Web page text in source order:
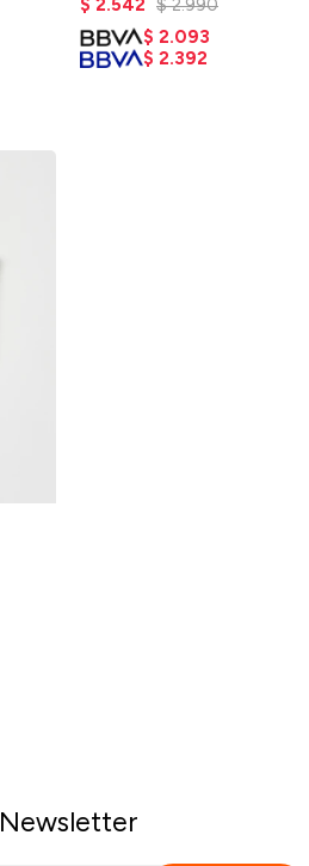
$ 2.542 $ 2.990
$ 2.093
$ 2.392
Newsletter